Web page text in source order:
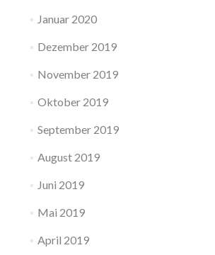
Januar 2020
Dezember 2019
November 2019
Oktober 2019
September 2019
August 2019
Juni 2019
Mai 2019
April 2019